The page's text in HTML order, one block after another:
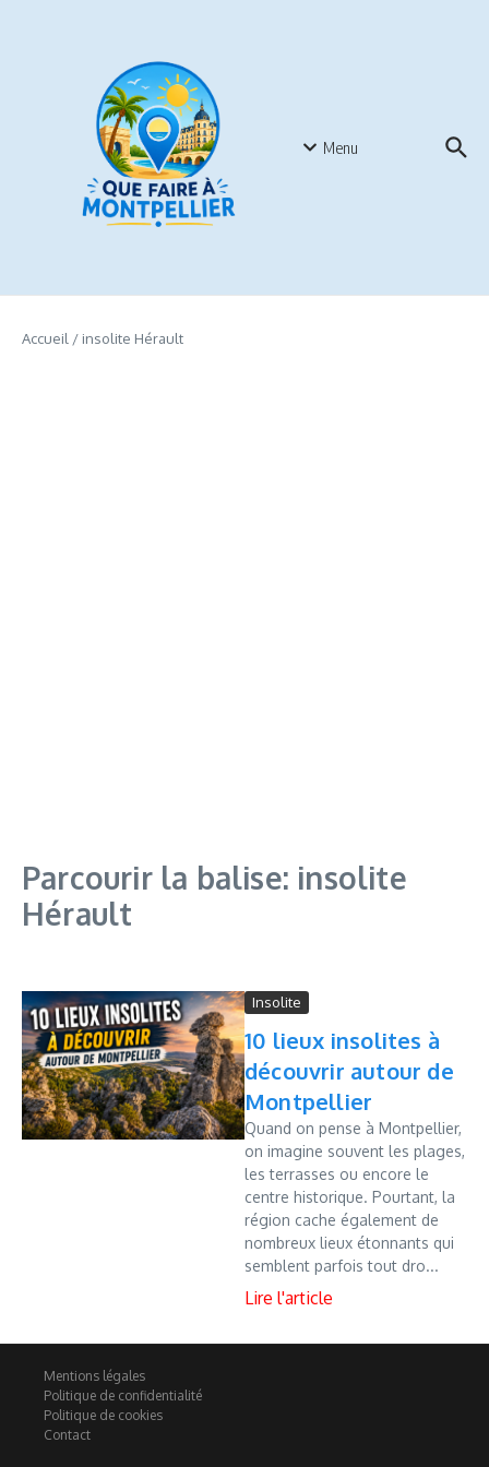
Menu
Accueil / insolite Hérault
Parcourir la balise: insolite
Hérault
Insolite
10 lieux insolites à
découvrir autour de
Montpellier
Quand on pense à Montpellier,
on imagine souvent les plages,
les terrasses ou encore le
centre historique. Pourtant, la
région cache également de
nombreux lieux étonnants qui
semblent parfois tout dro...
Mentions légales
Politique de confidentialité
Politique de cookies
Contact